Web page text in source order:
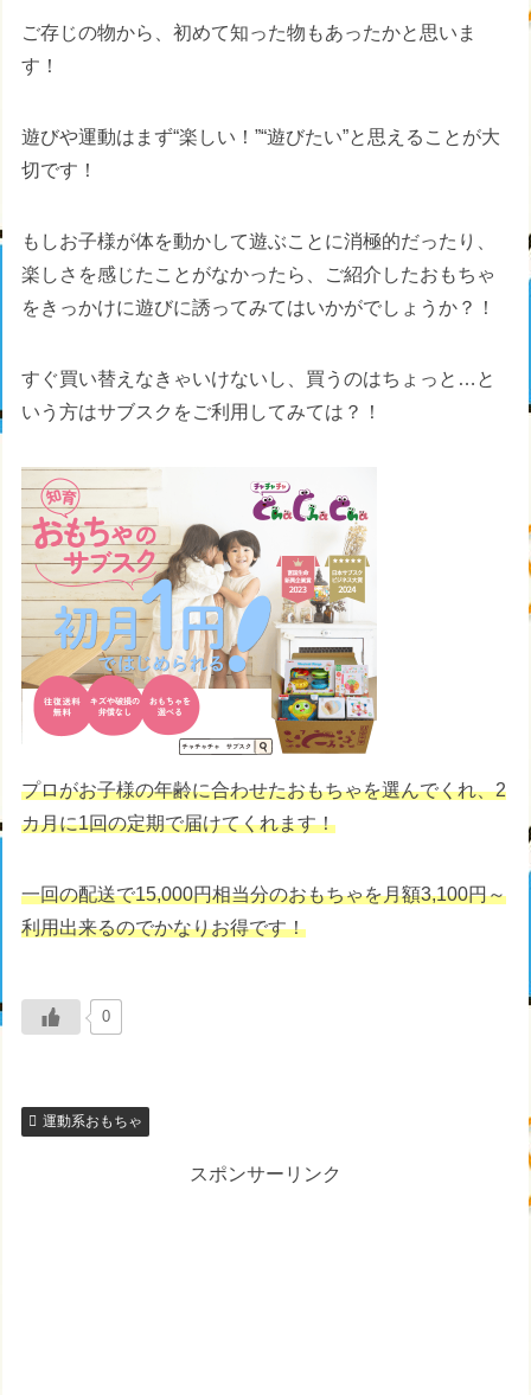
ご存じの物から、初めて知った物もあったかと思いま
す！
遊びや運動はまず“楽しい！”“遊びたい”と思えることが大
切です！
もしお子様が体を動かして遊ぶことに消極的だったり、
楽しさを感じたことがなかったら、ご紹介したおもちゃ
をきっかけに遊びに誘ってみてはいかがでしょうか？！
すぐ買い替えなきゃいけないし、買うのはちょっと…と
いう方はサブスクをご利用してみては？！
プロがお子様の年齢に合わせたおもちゃを選んでくれ、2
カ月に1回の定期で届けてくれます！
一回の配送で15,000円相当分のおもちゃを月額3,100円～
利用出来るのでかなりお得です！
0
運動系おもちゃ
スポンサーリンク